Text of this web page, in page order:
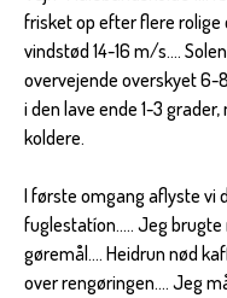
frisket op efter flere
vindstød 14-16 m/s....
overvejende overskyet 6-
i den lave ende 1-3
koldere.
I første omgang aflyste vi
fuglestatíon..... Jeg
gøremål.... Heidrun nød
over rengøringen.... Jeg